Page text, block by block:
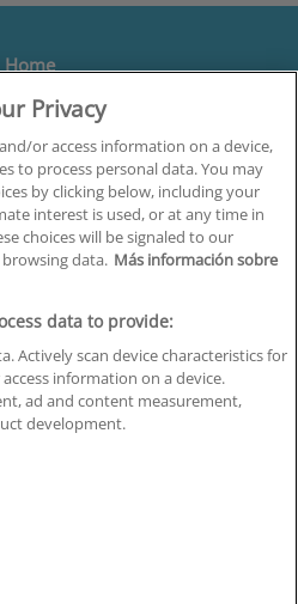
Home
Centros
somos
Legal
de Privacidad
de Cookies
Ético
Privacy
or access information on a device,
to process personal data. You may
by clicking below, including your
interest is used, or at any time in
choices will be signaled to our
data. Más información sobre
data to provide:
Actively scan device characteristics for
information on a device.
ad and content measurement,
development.